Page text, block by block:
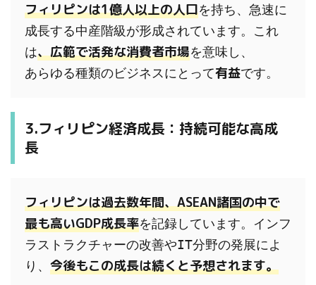
フィリピンは1億人以上の人口を持ち、急速に
成長する中産階級が形成されています。これ
は、広範で活発な消費者市場を意味し、
あらゆる種類のビジネスにとって有益です。
3.フィリピン経済成長：持続可能な高成
長
フィリピンは過去数年間、ASEAN諸国の中で
最も高いGDP成長率を記録しています。インフ
ラストラクチャーの改善やIT分野の発展によ
り、 今後もこの成長は続くと予想されます。